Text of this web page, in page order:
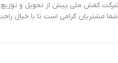
شرکت کفش ملی پیش از تحویل و
مشتریان گرامی است تا با خیال